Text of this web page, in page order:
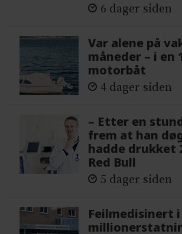
6 dager siden
Var alene på
måneder – i en
motorbåt
4 dager siden
– Etter en
frem at han
hadde drukket
Red Bull
5 dager siden
Feilmedisinert